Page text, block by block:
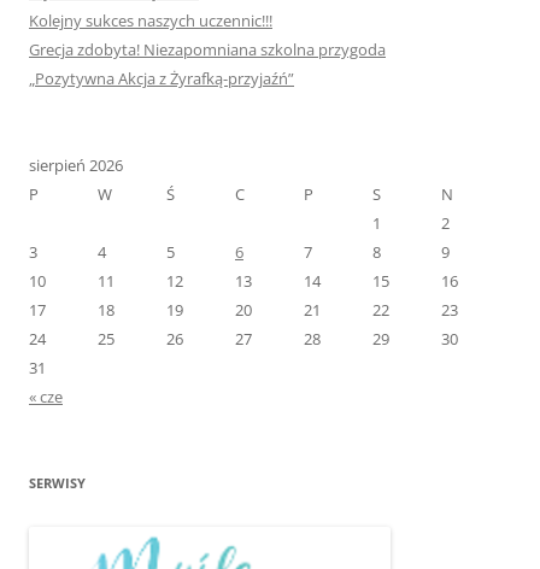
Kolejny sukces naszych uczennic!!!
Grecja zdobyta! Niezapomniana szkolna przygoda
„Pozytywna Akcja z Żyrafką-przyjaźń”
sierpień 2026
P
W Ś C P S
N
1
2
3
4 5 6 7 8
9
10
11 12 13 14 15
16
17
18 19 20 21 22
23
24
25 26 27 28 29
30
31
« cze
SERWISY